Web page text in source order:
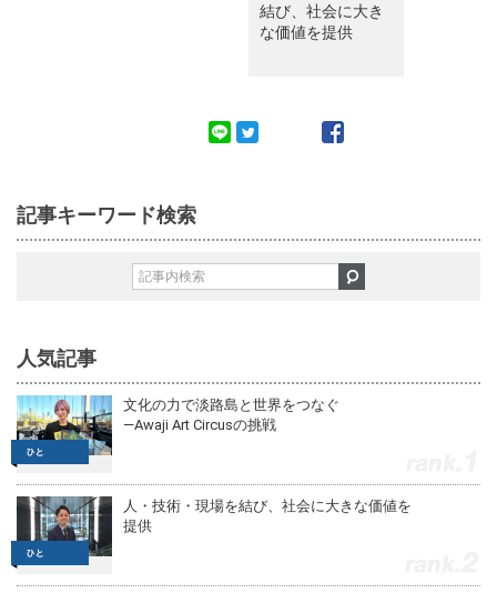
結び、社会に大き
な価値を提供
記事キーワード検索
人気記事
文化の力で淡路島と世界をつなぐ
—Awaji Art Circusの挑戦
人・技術・現場を結び、社会に大きな価値を
提供